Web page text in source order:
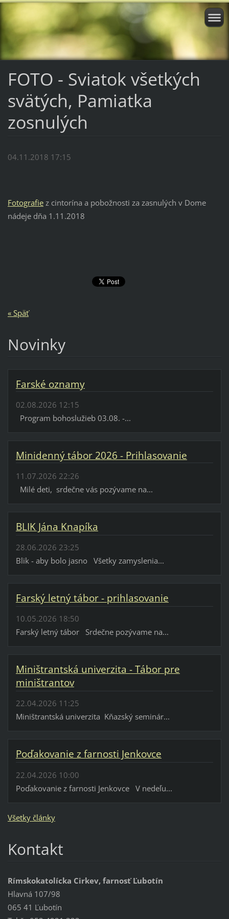
FOTO - Sviatok všetkých
svätých, Pamiatka
zosnulých
04.11.2018 17:15
Fotografiez cintorína a pobožnosti za zasnulých v Dome
nádeje dňa 1.11.2018
« Späť
Novinky
Farské oznamy
02.08.2026 12:15
Program bohoslužieb 03.08. -...
Minidenný tábor 2026 - Prihlasovanie
11.07.2026 22:26
Milé deti, srdečne vás pozývame na...
BLIK Jána Knapíka
28.06.2026 23:25
Blik - aby bolo jasno Všetky zamyslenia...
Farský letný tábor - prihlasovanie
10.05.2026 18:50
Farský letný tábor Srdečne pozývame na...
Miništrantská univerzita - Tábor pre
miništrantov
22.04.2026 11:25
Miništrantská univerzita Kňazský seminár...
Poďakovanie z farnosti Jenkovce
22.04.2026 10:00
Poďakovanie z farnosti Jenkovce V nedeľu...
Všetky články
Kontakt
Rímskokatolícka Cirkev, farnosť Ľubotín
Hlavná 107/98
065 41 Ľubotín